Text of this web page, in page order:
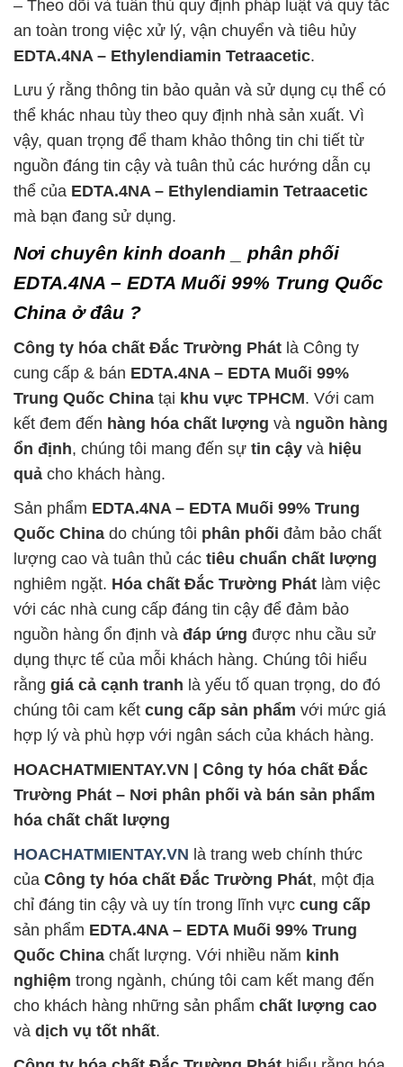
– Theo dõi và tuân thủ quy định pháp luật và quy tắc
an toàn trong việc xử lý, vận chuyển và tiêu hủy
EDTA.4NA – Ethylendiamin Tetraacetic.
Lưu ý rằng thông tin bảo quản và sử dụng cụ thể có
thể khác nhau tùy theo quy định nhà sản xuất. Vì
vậy, quan trọng để tham khảo thông tin chi tiết từ
nguồn đáng tin cậy và tuân thủ các hướng dẫn cụ
thể của EDTA.4NA – Ethylendiamin Tetraacetic
mà bạn đang sử dụng.
Nơi chuyên kinh doanh _ phân phối
EDTA.4NA – EDTA Muối 99% Trung Quốc
China ở đâu ?
Công ty hóa chất Đắc Trường Phát là Công ty
cung cấp & bán EDTA.4NA – EDTA Muối 99%
Trung Quốc China tại khu vực TPHCM. Với cam
kết đem đến hàng hóa chất lượng và nguồn hàng
ổn định, chúng tôi mang đến sự tin cậy và hiệu
quả cho khách hàng.
Sản phẩm EDTA.4NA – EDTA Muối 99% Trung
Quốc China do chúng tôi phân phối đảm bảo chất
lượng cao và tuân thủ các tiêu chuẩn chất lượng
nghiêm ngặt. Hóa chất Đắc Trường Phát làm việc
với các nhà cung cấp đáng tin cậy để đảm bảo
nguồn hàng ổn định và đáp ứng được nhu cầu sử
dụng thực tế của mỗi khách hàng. Chúng tôi hiểu
rằng giá cả cạnh tranh là yếu tố quan trọng, do đó
chúng tôi cam kết cung cấp sản phẩm với mức giá
hợp lý và phù hợp với ngân sách của khách hàng.
HOACHATMIENTAY.VN | Công ty hóa chất Đắc
Trường Phát – Nơi phân phối và bán sản phẩm
hóa chất chất lượng
HOACHATMIENTAY.VN là trang web chính thức
của Công ty hóa chất Đắc Trường Phát, một địa
chỉ đáng tin cậy và uy tín trong lĩnh vực cung cấp
sản phẩm EDTA.4NA – EDTA Muối 99% Trung
Quốc China chất lượng. Với nhiều năm kinh
nghiệm trong ngành, chúng tôi cam kết mang đến
cho khách hàng những sản phẩm chất lượng cao
và dịch vụ tốt nhất.